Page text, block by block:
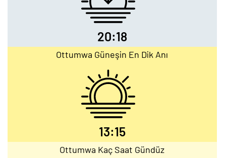
20:18
Ottumwa Güneşin En Dik Anı
13:15
Ottumwa Kaç Saat Gündüz